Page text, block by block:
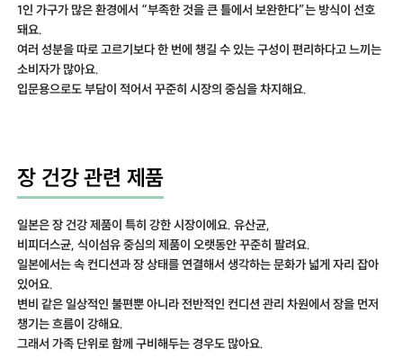
1인 가구가 많은 환경에서 “부족한 것을 큰 틀에서 보완한다”는 방식이 선호
돼요.
여러 성분을 따로 고르기보다 한 번에 챙길 수 있는 구성이 편리하다고 느끼는
소비자가 많아요.
입문용으로도 부담이 적어서 꾸준히 시장의 중심을 차지해요.
장 건강 관련 제품
일본은 장 건강 제품이 특히 강한 시장이에요. 유산균,
비피더스균, 식이섬유 중심의 제품이 오랫동안 꾸준히 팔려요.
일본에서는 속 컨디션과 장 상태를 연결해서 생각하는 문화가 넓게 자리 잡아
있어요.
변비 같은 일상적인 불편뿐 아니라 전반적인 컨디션 관리 차원에서 장을 먼저
챙기는 흐름이 강해요.
그래서 가족 단위로 함께 구비해두는 경우도 많아요.